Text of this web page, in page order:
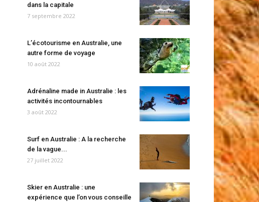
dans la capitale
7 septembre 2022
L’écotourisme en Australie, une
autre forme de voyage
10 août 2022
Adrénaline made in Australie : les
activités incontournables
3 août 2022
Surf en Australie : A la recherche
de la vague...
27 juillet 2022
Skier en Australie : une
expérience que l’on vous conseille